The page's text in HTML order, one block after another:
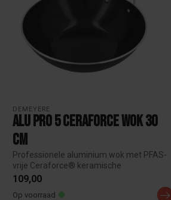
DEMEYERE
Alu Pro 5 Ceraforce Wok 30
cm
Professionele aluminium wok met PFAS-
vrije Ceraforce® keramische
antiaanbaklaag....
109,00
Op voorraad